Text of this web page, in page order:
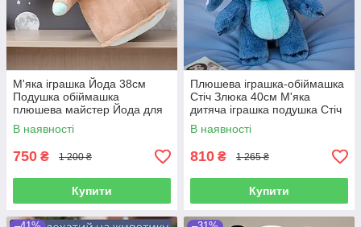
М'яка іграшка Йода 38см
Подушка обіймашка
плюшева майстер Йода для
сну та ігор іграшка антистрес
В наявності
750 ₴ 1 200 ₴
Купити
Плюшева іграшка-обіймашка
Стіч Злюка 40см М'яка
дитяча іграшка подушка Стіч
антистрес-обіймашка для сну
та ігор
В наявності
810 ₴ 1 265 ₴
Купити